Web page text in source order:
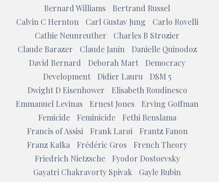
Bernard Williams
Bertrand Russel
Calvin C Hernton
Carl Gustav Jung
Carlo Rovelli
Cathie Neunreuther
Charles B Strozier
Claude Barazer
Claude Janin
Danielle Quinodoz
David Bernard
Deborah Mart
Democracy
Development
Didier Lauru
DSM 5
Dwight D Eisenhower
Elisabeth Roudinesco
Emmanuel Levinas
Ernest Jones
Erving Goffman
Femicide
Feminicide
Fethi Benslama
Francis of Assisi
Frank Larøi
Frantz Fanon
Franz Kafka
Frédéric Gros
French Theory
Friedrich Nietzsche
Fyodor Dostoevsky
Gayatri Chakravorty Spivak
Gayle Rubin